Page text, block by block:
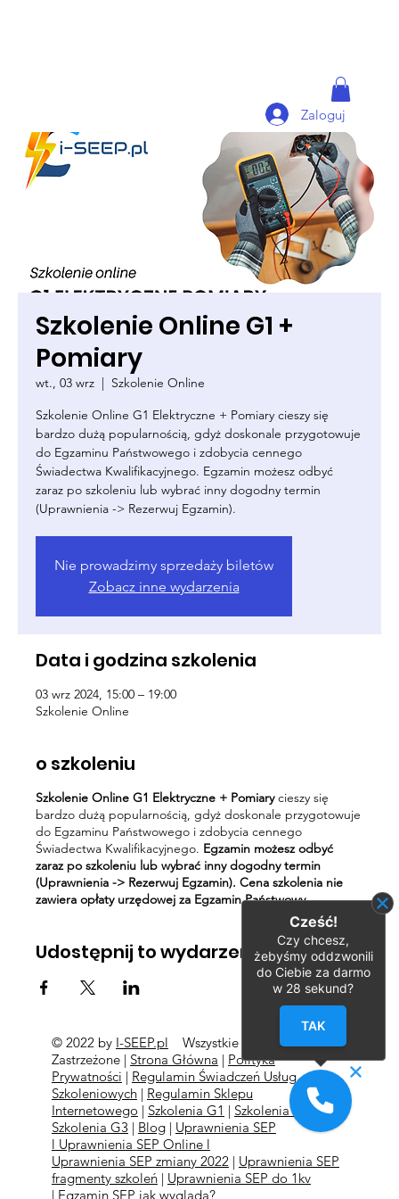
Zaloguj
Szkolenie Online G1 +
Pomiary
wt., 03 wrz
  |
Szkolenie Online
Szkolenie Online G1 Elektryczne + Pomiary cieszy się
bardzo dużą popularnością, gdyż doskonale przygotowuje
do Egzaminu Państwowego i zdobycia cennego
Świadectwa Kwalifikacyjnego. Egzamin możesz odbyć
zaraz po szkoleniu lub wybrać inny dogodny termin
(Uprawnienia -> Rezerwuj Egzamin).
Nie prowadzimy sprzedaży biletów
Zobacz inne wydarzenia
Data i godzina szkolenia
03 wrz 2024, 15:00 – 19:00
Szkolenie Online
o szkoleniu
Szkolenie Online G1 Elektryczne + Pomiarycieszy się
bardzo dużą popularnością, gdyż doskonale przygotowuje
do Egzaminu Państwowego i zdobycia cennego
Świadectwa Kwalifikacyjnego. Egzamin możesz odbyć
zaraz po szkoleniu lub wybrać inny dogodny termin
(Uprawnienia -> Rezerwuj Egzamin). Cena szkolenia nie
zawiera opłaty urzędowej za Egzamin Państwowy.
Udostępnij to wydarzenie
© 2022 by I-SEEP.pl
Wszystkie Prawa
Zastrzeżone | Strona Główna | Polityka
Prywatności | Regulamin Świadczeń Usług
Szkoleniowych| Regulamin Sklepu
Internetowego | Szkolenia G1 | Szkolenia G2
l
Szkolenia G3 | Blog| Uprawnienia SEP
l Uprawnienia SEP Online l
Uprawnienia SEP zmiany 2022 | Uprawnienia SEP
fragmenty szkoleń | Uprawnienia SEP do 1kv
| Egzamin SEP jak wygląda?
Cześć!
Czy chcesz,
żebyśmy oddzwonili
do Ciebie za darmo
w 28 sekund?
TAK